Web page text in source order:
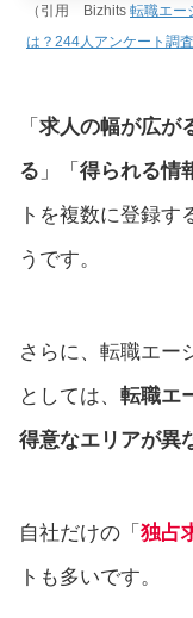
（引用 Bizhits 転職エー
は？244人アンケート調査
「 求人の幅が広が
る 」「 得られる情
トを複数に登録
うです。
さらに、転職エー
としては、 転職エ
得意なエリアが異
自社だけの「 独占
トも多いです。